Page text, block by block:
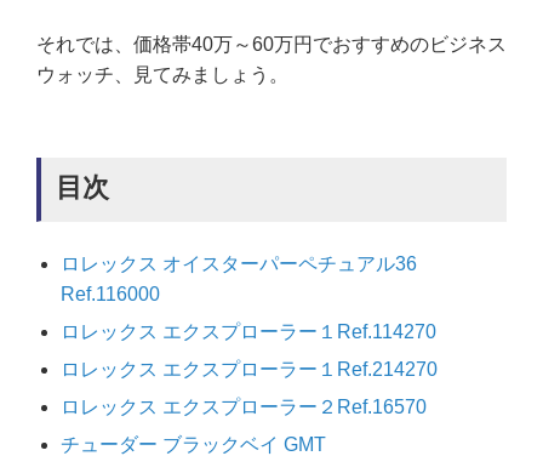
それでは、価格帯40万～60万円でおすすめのビジネス
ウォッチ、見てみましょう。
目次
ロレックス オイスターパーペチュアル36
Ref.116000
ロレックス エクスプローラー１Ref.114270
ロレックス エクスプローラー１Ref.214270
ロレックス エクスプローラー２Ref.16570
チューダー ブラックベイ GMT